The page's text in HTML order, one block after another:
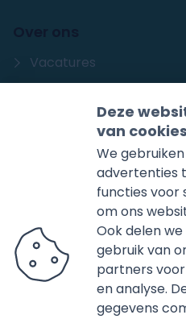
Vacatures
Sanidrõme
Huisman
Produksjewei 1
8501 XD
Joure
0513-412572
Mail ons
Deze
van cookies
We
advertenties
functies voor
om ons
Ook delen
gebruik van
partners
en analyse.
gegevens